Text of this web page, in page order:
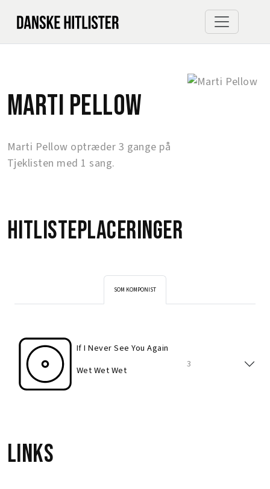
Marti Pellow
Marti Pellow optræder 3 gange på
Tjeklisten med 1 sang.
Hitlisteplaceringer
SOM KOMPONIST
If I Never See You Again
Wet Wet Wet
3
Links